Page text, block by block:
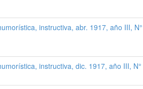
instructiva, abr. 1917, año III, N°
instructiva, dic. 1917, año III, N°